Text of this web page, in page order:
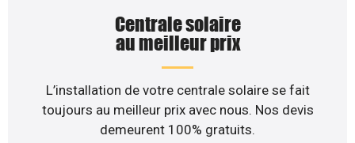
Centrale solaire
au meilleur prix
L’installation de votre centrale solaire se fait
toujours au meilleur prix avec nous. Nos devis
demeurent 100% gratuits.